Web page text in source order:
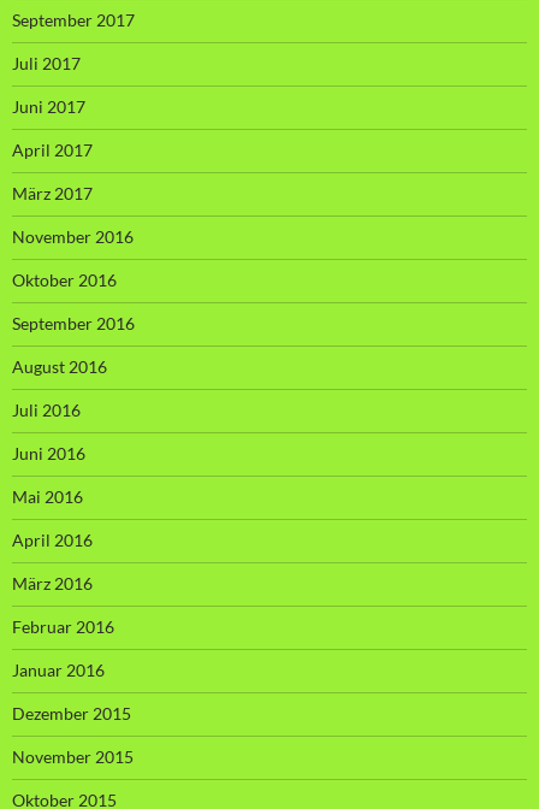
September 2017
Juli 2017
Juni 2017
April 2017
März 2017
November 2016
Oktober 2016
September 2016
August 2016
Juli 2016
Juni 2016
Mai 2016
April 2016
März 2016
Februar 2016
Januar 2016
Dezember 2015
November 2015
Oktober 2015